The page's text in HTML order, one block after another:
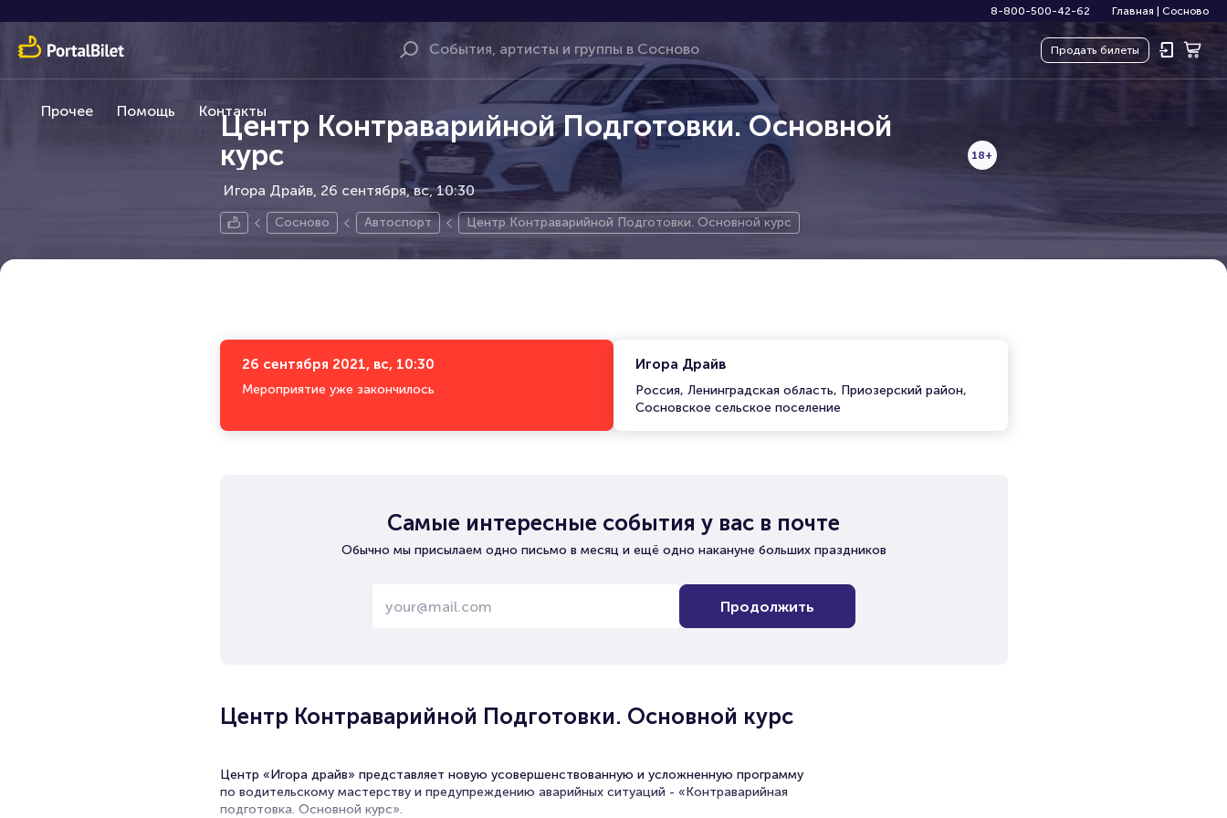
8-800-500-42-62 Главная Сосново
Продать билеты
Прочее Помощь Контакты
Центр Контраварийной Подготовки. Основной
курс
Игора Драйв, 26 сентября,
18+
вс, 10:30
Сосново Автоспорт Центр Контраварийной Подготовки. Основной курс
26 сентября 2021, вс, 10:30
Мероприятие уже закончилось
Игора Драйв
Россия, Ленинградская область, Приозерский район,
Сосновское сельское поселение
Самые интересные события у вас в почте
Обычно мы присылаем одно письмо в месяц и ещё одно накануне больших праздников
Продолжить
Центр Контраварийной Подготовки. Основной курс
Центр «Игора драйв» представляет новую усовершенствованную и усложненную программу
по водительскому мастерству и предупреждению аварийных ситуаций - «Контраварийная
подготовка. Основной курс».